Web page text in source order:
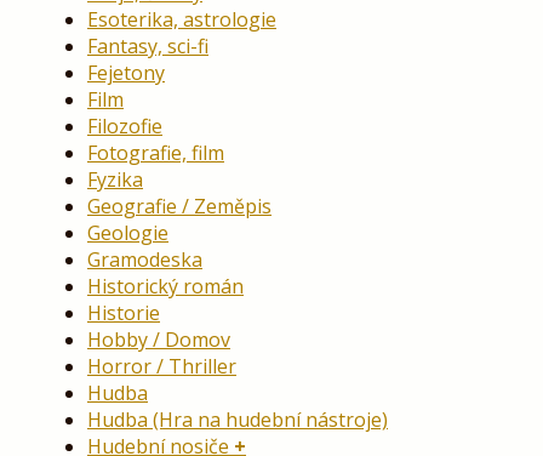
Esoterika, astrologie
Fantasy, sci-fi
Fejetony
Film
Filozofie
Fotografie, film
Fyzika
Geografie / Zeměpis
Geologie
Gramodeska
Historický román
Historie
Hobby / Domov
Horror / Thriller
Hudba
Hudba (Hra na hudební nástroje)
Hudební nosiče